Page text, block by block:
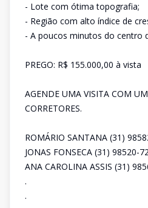
- Lote com ótima topografia;
- Região com alto índice de
- A poucos minutos do centro
PREGO: R$ 155.000,00 à vista
AGENDE UMA VISITA COM
CORRETORES.
ROMÁRIO SANTANA (31)
JONAS FONSECA (31) 98520-
ANA CAROLINA ASSIS (31)
.
.